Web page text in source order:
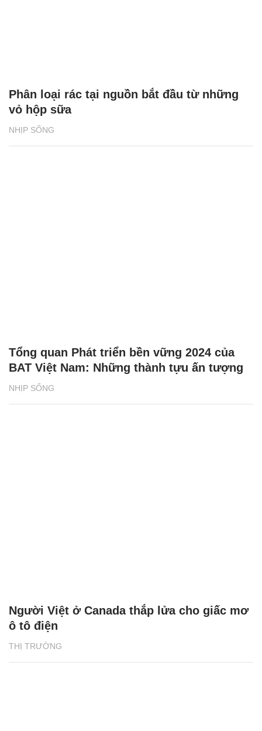
NHỊP SỐNG
Phân loại rác tại nguồn bắt đầu từ những
vỏ hộp sữa
NHỊP SỐNG
Tổng quan Phát triển bền vững 2024 của
BAT Việt Nam: Những thành tựu ấn tượng
THỊ TRƯỜNG
Người Việt ở Canada thắp lửa cho giấc mơ
ô tô điện